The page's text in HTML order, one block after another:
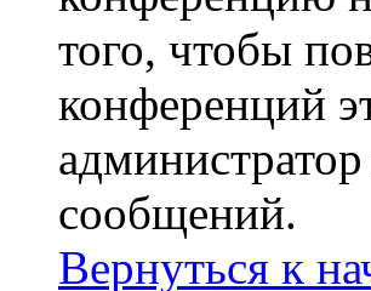
того, чтобы
конференций
сообщений.
Вернуться к